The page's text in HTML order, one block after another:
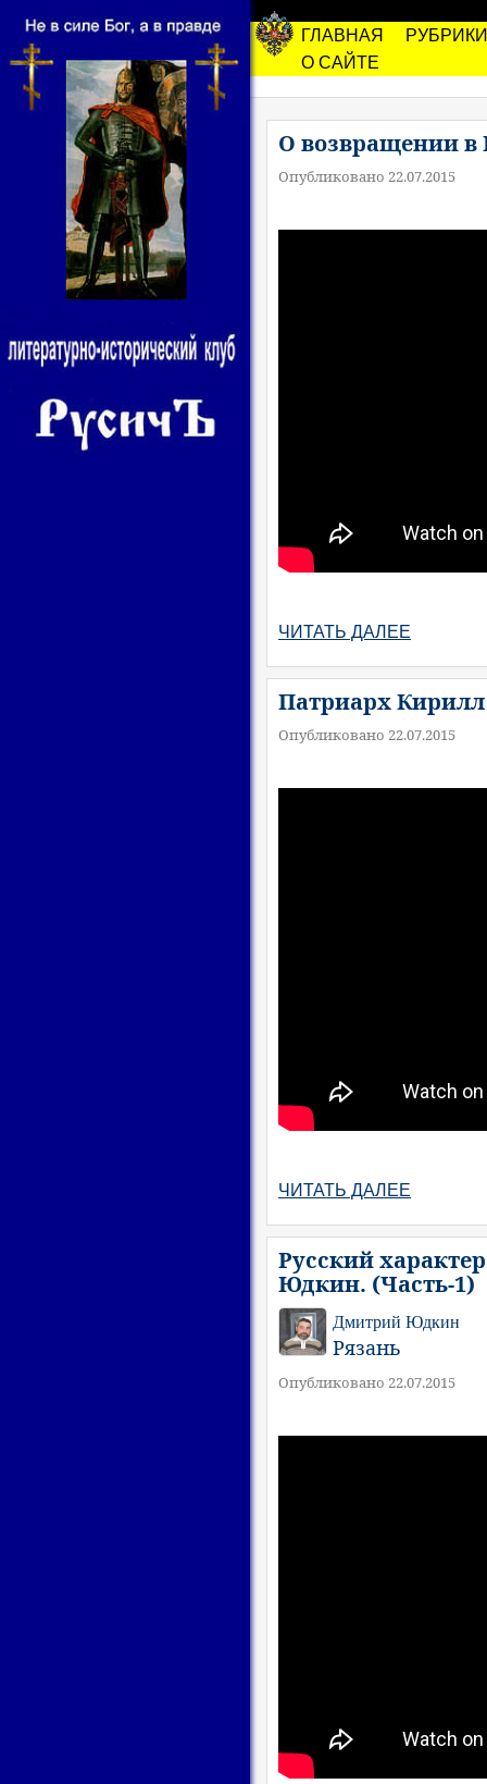
ГЛАВНАЯ
РУБРИКИ
О САЙТЕ
О возвращении в
Опубликовано 22.07.2015
ЧИТАТЬ ДАЛЕЕ
Патриарх Кирилл
Опубликовано 22.07.2015
ЧИТАТЬ ДАЛЕЕ
Русский
Юдкин. (Часть-1)
Дмитрий Юдкин
Рязань
Опубликовано 22.07.2015